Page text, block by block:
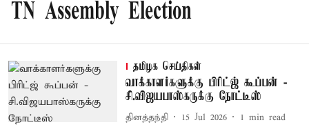
TN Assembly Election
தமிழக செய்திகள்
வாக்காளர்களுக்கு பிரிட்ஜ் கூப்பன் -
சி.விஜயபாஸ்கருக்கு நோட்டீஸ்
தினத்தந்தி 15 Jul 2026 1 min read